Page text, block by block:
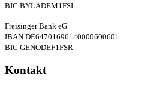
BIC BYLADEM1FSI
Freisinger Bank eG
IBAN DE64701696140000600601
BIC GENODEF1FSR
Kontakt